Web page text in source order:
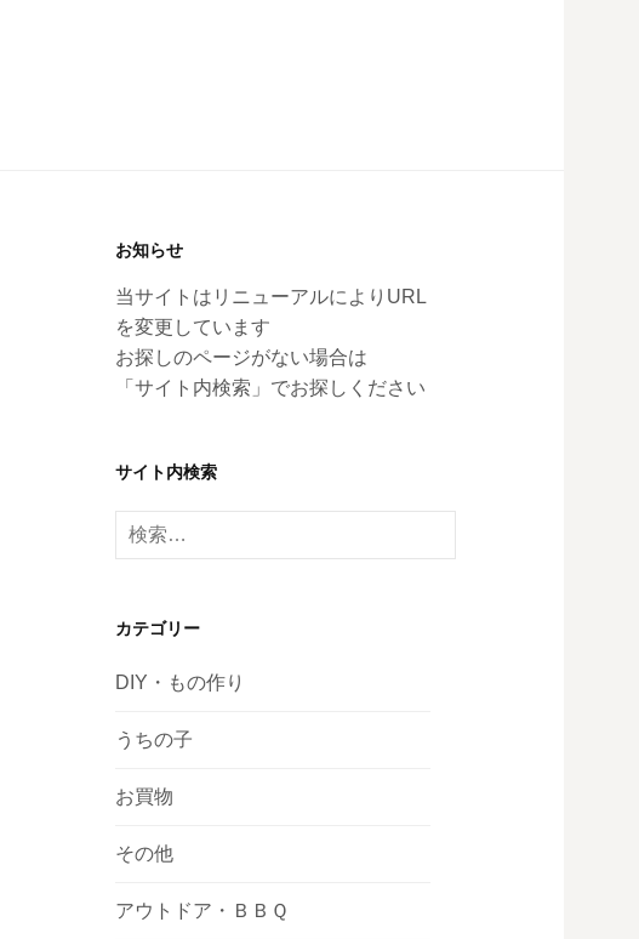
お知らせ
当サイトはリニューアルによりURL
を変更しています
お探しのページがない場合は
「サイト内検索」でお探しください
サイト内検索
検
索:
カテゴリー
DIY・もの作り
うちの子
お買物
その他
アウトドア・ＢＢＱ